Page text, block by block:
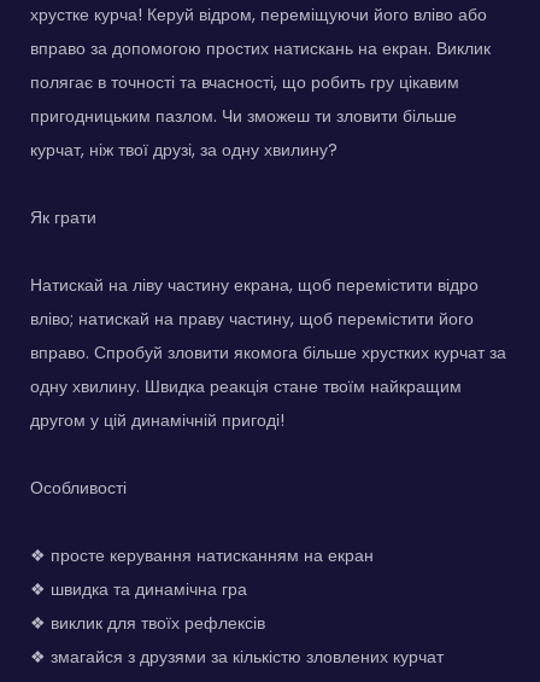
хрустке курча! Керуй відром, переміщуючи його вліво або
вправо за допомогою простих натискань на екран. Виклик
полягає в точності та вчасності, що робить гру цікавим
пригодницьким пазлом. Чи зможеш ти зловити більше
курчат, ніж твої друзі, за одну хвилину?
Як грати
Натискай на ліву частину екрана, щоб перемістити відро
вліво; натискай на праву частину, щоб перемістити його
вправо. Спробуй зловити якомога більше хрустких курчат за
одну хвилину. Швидка реакція стане твоїм найкращим
другом у цій динамічній пригоді!
Особливості
❖ просте керування натисканням на екран
❖ швидка та динамічна гра
❖ виклик для твоїх рефлексів
❖ змагайся з друзями за кількістю зловлених курчат